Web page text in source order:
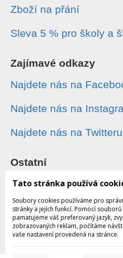
Zboží na přání
Sleva 5 % pro školy a
Zajímavé odkazy
Najdete nás na
Najdete nás na
Najdete nás na Twitteru
Ostatní
Sledování zásilek
Dárkové poukazy
Obchodní podmínky -
Tato stránka používá
Soubory cookies používáme pro
stránky a jejích funkcí. Pomocí
pamatujeme váš preferovaný jazyk,
zobrazovaných reklam, počítáme
vaše nastavení provedená na stránce.